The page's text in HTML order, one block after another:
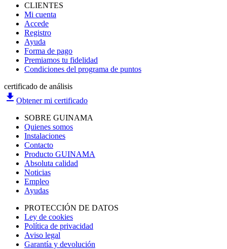
CLIENTES
Mi cuenta
Accede
Registro
Ayuda
Forma de pago
Premiamos tu fidelidad
Condiciones del programa de puntos
certificado de análisis
file_download Obtener mi certificado
SOBRE GUINAMA
Quienes somos
Instalaciones
Contacto
Producto GUINAMA
Absoluta calidad
Noticias
Empleo
Ayudas
PROTECCIÓN DE DATOS
Ley de cookies
Política de privacidad
Aviso legal
Garantía y devolución